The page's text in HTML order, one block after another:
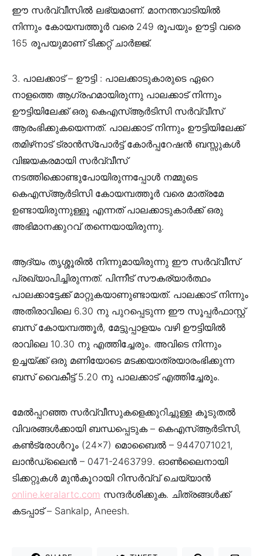
ഈ സർവ്വീസിൽ ലഭ്യമാണ്. മാനന്തവാടിയിൽ
നിന്നും കോയമ്പത്തൂർ വരെ 249 രൂപയും ഊട്ടി വരെ
165 രൂപയുമാണ് ടിക്കറ്റ് ചാർജ്ജ്.
3. പാലക്കാട് – ഊട്ടി : പാലക്കാടുകാരുടെ ഏറെ
നാളത്തെ ആഗ്രഹമായിരുന്നു പാലക്കാട് നിന്നും
ഊട്ടിയിലേക്ക് ഒരു കെഎസ്ആർടിസി സർവ്വീസ്
ആരംഭിക്കുകയെന്നത്. പാലക്കാട് നിന്നും ഊട്ടിയിലേക്ക്
തമിഴ്‌നാട് ട്രാൻസ്‌പോർട്ട് കോർപ്പറേഷൻ ബസ്സുകൾ
വിജയകരമായി സർവ്വീസ്
നടത്തിക്കൊണ്ടുപോയിരുന്നപ്പോൾ നമ്മുടെ
കെഎസ്ആർടിസി കോയമ്പത്തൂർ വരെ മാത്രമേ
ഉണ്ടായിരുന്നുള്ളൂ എന്നത് പാലക്കാടുകാർക്ക് ഒരു
അഭിമാനക്കുറവ് തന്നെയായിരുന്നു.
ആദ്യം തൃശ്ശൂരിൽ നിന്നുമായിരുന്നു ഈ സർവ്വീസ്
പ്രഖ്യാപിച്ചിരുന്നത്. പിന്നീട് സൗകര്യാർത്ഥം
പാലക്കാട്ടേക്ക് മാറ്റുകയാണുണ്ടായത്. പാലക്കാട് നിന്നും
അതിരാവിലെ 6.30 നു പുറപ്പെടുന്ന ഈ സൂപ്പർഫാസ്റ്റ്
ബസ് കോയമ്പത്തൂർ, മേട്ടുപ്പാളയം വഴി ഊട്ടിയിൽ
രാവിലെ 10.30 നു എത്തിച്ചേരും. അവിടെ നിന്നും
ഉച്ചയ്ക്ക് ഒരു മണിയോടെ മടക്കയാത്രയാരംഭിക്കുന്ന
ബസ് വൈകീട്ട് 5.20 നു പാലക്കാട് എത്തിച്ചേരും.
മേൽപ്പറഞ്ഞ സർവ്വീസുകളെക്കുറിച്ചുള്ള കൂടുതൽ
വിവരങ്ങൾക്കായി ബന്ധപ്പെടുക – കെഎസ്ആർടിസി,
കൺട്രോൾറൂം (24×7) മൊബൈൽ – 9447071021,
ലാൻഡ്‌ലൈൻ – 0471-2463799. ഓൺലൈനായി
ടിക്കറ്റുകൾ മുൻകൂറായി റിസർവ്വ് ചെയ്യാൻ
online.keralartc.com സന്ദർശിക്കുക. ചിത്രങ്ങൾക്ക്
കടപ്പാട് – Sankalp, Aneesh.